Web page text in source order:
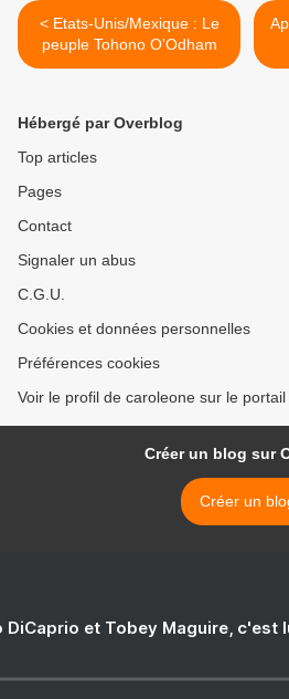
< Etats-Unis/Mexique : Le
peuple Tohono O'Odham
Hébergé par Overblog
Top articles
Pages
Contact
Signaler un abus
C.G.U.
Cookies et données personnelles
Préférences cookies
Voir le profil de caroleone sur le
Créer un blog sur
Créer un
DiCaprio et Tobey Maguire, c'est